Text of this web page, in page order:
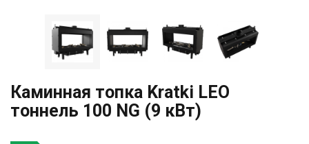
Каминная топка Kratki LEO
тоннель 100 NG (9 кВт)